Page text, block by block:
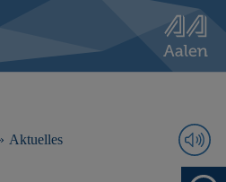
Aktuelles